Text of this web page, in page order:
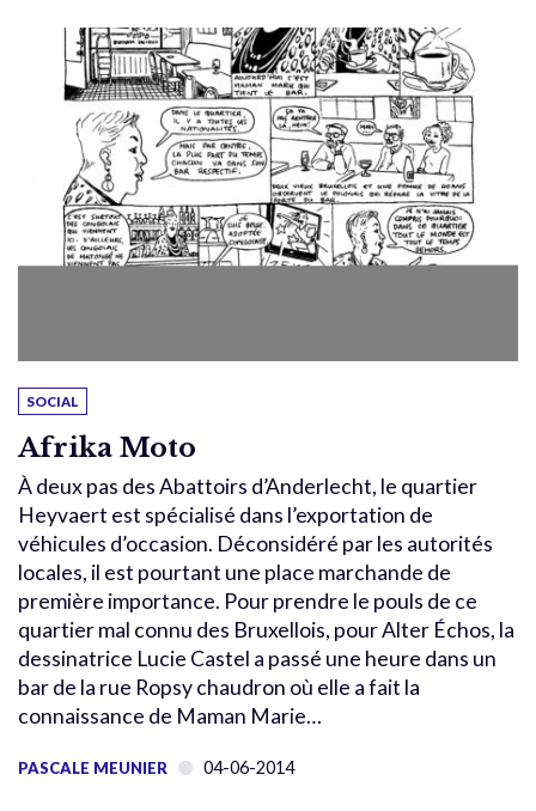
SOCIAL
Afrika Moto
À deux pas des Abattoirs d’Anderlecht, le quartier
Heyvaert est spécialisé dans l’exportation de
véhicules d’occasion. Déconsidéré par les autorités
locales, il est pourtant une place marchande de
première importance. Pour prendre le pouls de ce
quartier mal connu des Bruxellois, pour Alter Échos, la
dessinatrice Lucie Castel a passé une heure dans un
bar de la rue Ropsy chaudron où elle a fait la
connaissance de Maman Marie…
PASCALE MEUNIER 04-06-2014